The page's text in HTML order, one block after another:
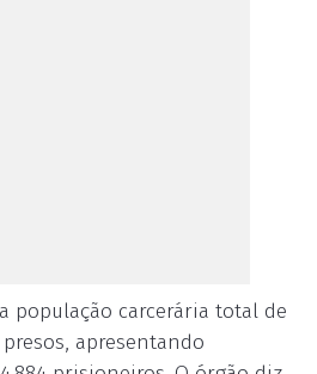
população carcerária total de
presos, apresentando